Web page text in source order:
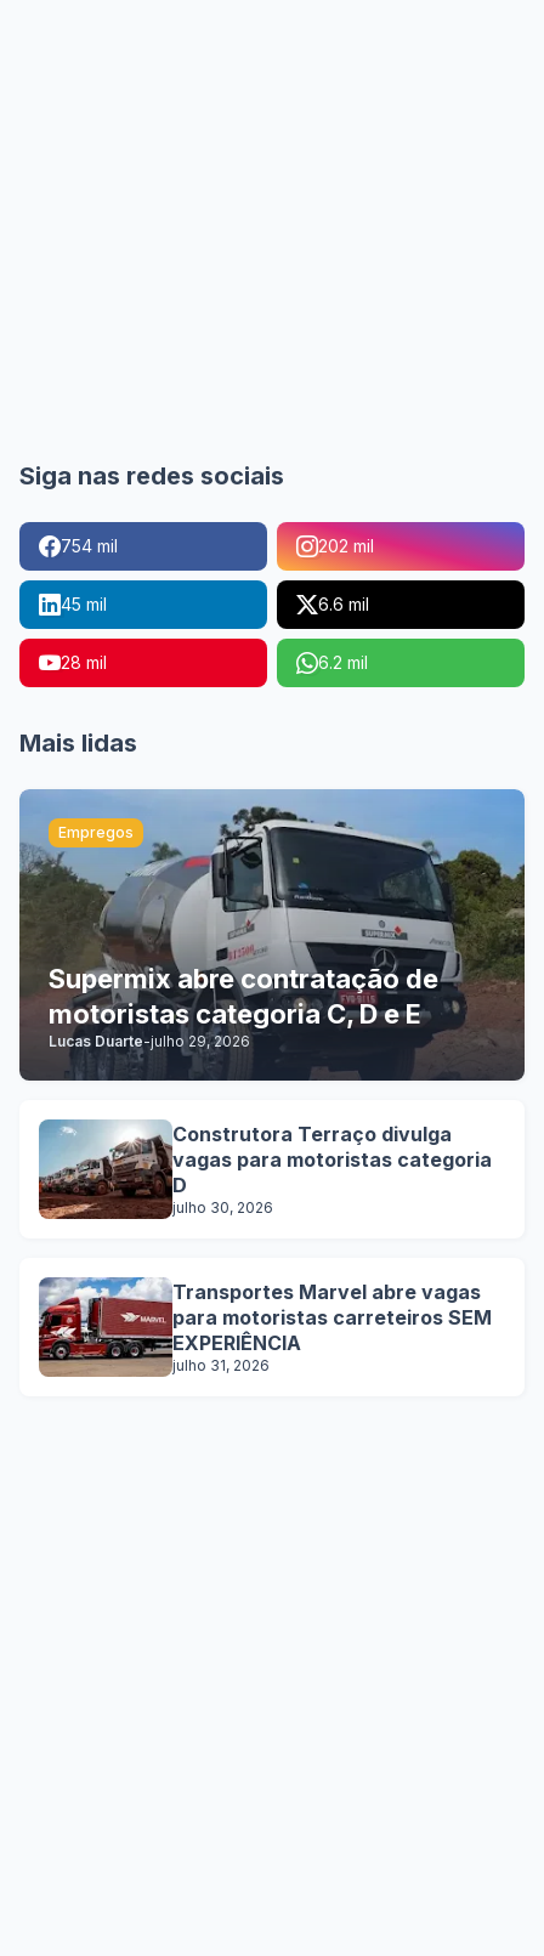
Siga nas redes sociais
754 mil 202 mil
45 mil 6.6 mil
28 mil 6.2 mil
Mais lidas
Empregos
Supermix abre contratação de
motoristas categoria C, D e E
Lucas Duarte-julho 29, 2026
Construtora Terraço divulga
vagas para motoristas categoria
D
julho 30, 2026
Transportes Marvel abre vagas
para motoristas carreteiros SEM
EXPERIÊNCIA
julho 31, 2026